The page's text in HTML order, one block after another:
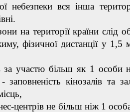
небезпеки вся інша
на території країни слід
фізичної дистанції у 1,5
за участю більш як 1 особи
заповненість кінозалів та
центрів не більш ніж 1